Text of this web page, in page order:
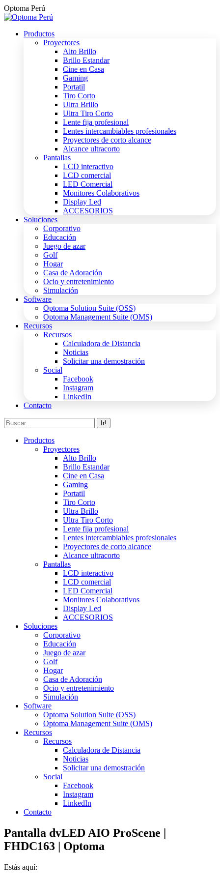
Saltar
al
Optoma Perú
Productos
Proyectores
Alto Brillo
Brillo Estandar
Cine en Casa
Gaming
Portatil
Tiro Corto
Ultra Brillo
Ultra Tiro Corto
Lente fija profesional
Lentes intercambiables profesionales
Proyectores de corto alcance
Alcance ultracorto
Pantallas
LCD interactivo
LCD comercial
LED Comercial
Monitores Colaborativos
Display Led
ACCESORIOS
Soluciones
Corporativo
Educación
Juego de azar
Golf
Hogar
Casa de Adoración
Ocio y entretenimiento
Simulación
Software
Optoma Solution Suite (OSS)
Optoma Management Suite (OMS)
Recursos
Recursos
Calculadora de Distancia
Noticias
Solicitar una demostración
Social
Facebook
Instagram
LinkedIn
Contacto
Buscar:
Productos
Proyectores
Alto Brillo
Brillo Estandar
Cine en Casa
Gaming
Portatil
Tiro Corto
Ultra Brillo
Ultra Tiro Corto
Lente fija profesional
Lentes intercambiables profesionales
Proyectores de corto alcance
Alcance ultracorto
Pantallas
LCD interactivo
LCD comercial
LED Comercial
Monitores Colaborativos
Display Led
ACCESORIOS
Soluciones
Corporativo
Educación
Juego de azar
Golf
Hogar
Casa de Adoración
Ocio y entretenimiento
Simulación
Software
Optoma Solution Suite (OSS)
Optoma Management Suite (OMS)
Recursos
Recursos
Calculadora de Distancia
Noticias
Solicitar una demostración
Social
Facebook
Instagram
LinkedIn
Contacto
Pantalla dvLED AIO ProScene |
FHDC163 | Optoma
Estás aquí: